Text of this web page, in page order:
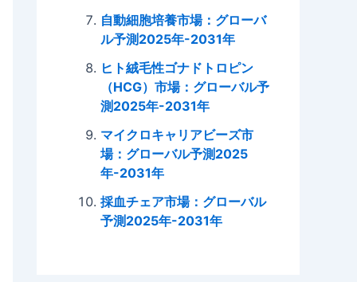
自動細胞培養市場：グローバ
ル予測2025年-2031年
ヒト絨毛性ゴナドトロピン
（HCG）市場：グローバル予
測2025年-2031年
マイクロキャリアビーズ市
場：グローバル予測2025
年-2031年
採血チェア市場：グローバル
予測2025年-2031年